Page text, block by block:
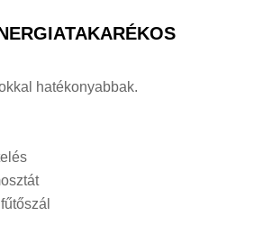
hatékonyabbak.